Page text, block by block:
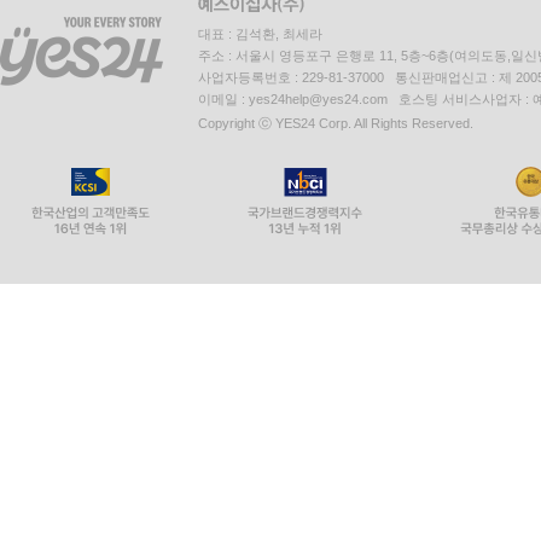
대표 : 김석환, 최세라
주소 : 서울시 영등포구 은행로 11, 5층~6층(여의도동,일신
사업자등록번호 : 229-81-37000 통신판매업신고 : 제
이메일 : yes24help@yes24.com 호스팅 서비스사업자 :
Copyright ⓒ YES24 Corp. All Rights Reserved.